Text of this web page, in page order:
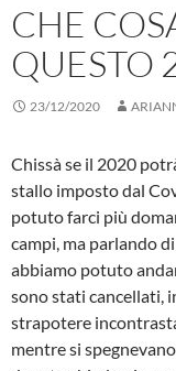
CHE
QUESTO
23/12/2020
Chissà se il 2020
stallo imposto dal
potuto farci più
campi, ma parlando
abbiamo potuto
sono stati cancellati,
strapotere
mentre si